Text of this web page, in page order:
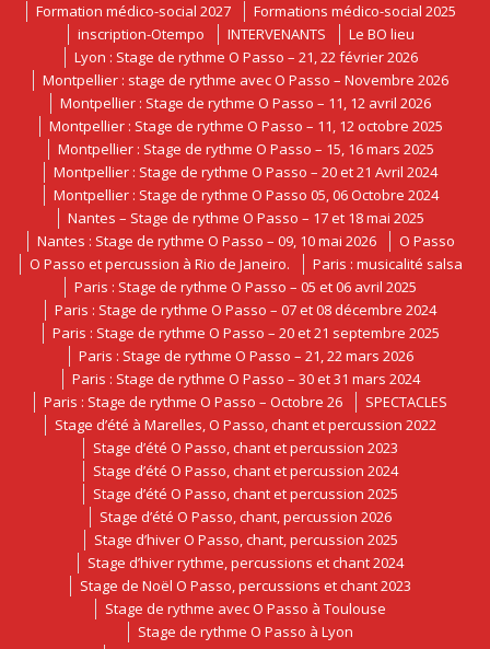
Formation médico-social 2027
Formations médico-social 2025
inscription-Otempo
INTERVENANTS
Le BO lieu
Lyon : Stage de rythme O Passo – 21, 22 février 2026
Montpellier : stage de rythme avec O Passo – Novembre 2026
Montpellier : Stage de rythme O Passo – 11, 12 avril 2026
Montpellier : Stage de rythme O Passo – 11, 12 octobre 2025
Montpellier : Stage de rythme O Passo – 15, 16 mars 2025
Montpellier : Stage de rythme O Passo – 20 et 21 Avril 2024
Montpellier : Stage de rythme O Passo 05, 06 Octobre 2024
Nantes – Stage de rythme O Passo – 17 et 18 mai 2025
Nantes : Stage de rythme O Passo – 09, 10 mai 2026
O Passo
O Passo et percussion à Rio de Janeiro.
Paris : musicalité salsa
Paris : Stage de rythme O Passo – 05 et 06 avril 2025
Paris : Stage de rythme O Passo – 07 et 08 décembre 2024
Paris : Stage de rythme O Passo – 20 et 21 septembre 2025
Paris : Stage de rythme O Passo – 21, 22 mars 2026
Paris : Stage de rythme O Passo – 30 et 31 mars 2024
Paris : Stage de rythme O Passo – Octobre 26
SPECTACLES
Stage d’été à Marelles, O Passo, chant et percussion 2022
Stage d’été O Passo, chant et percussion 2023
Stage d’été O Passo, chant et percussion 2024
Stage d’été O Passo, chant et percussion 2025
Stage d’été O Passo, chant, percussion 2026
Stage d’hiver O Passo, chant, percussion 2025
Stage d’hiver rythme, percussions et chant 2024
Stage de Noël O Passo, percussions et chant 2023
Stage de rythme avec O Passo à Toulouse
Stage de rythme O Passo à Lyon